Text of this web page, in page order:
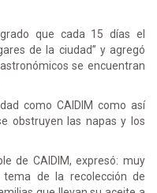
que cada 15 días el
de la ciudad” y agregó
se encuentran
como CAIDIM como así
obstruyen las napas y los
de CAIDIM, expresó: muy
de la recolección de